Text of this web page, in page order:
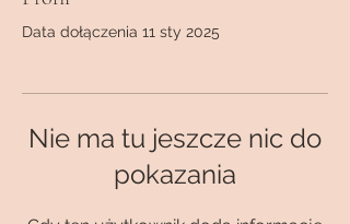
Data dołączenia 11 sty 2025
Nie ma tu jeszcze nic do
pokazania